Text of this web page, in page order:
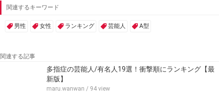
関連するキーワード
男性 女性 ランキング 芸能人 A型
関連する記事
多指症の芸能人/有名人19選！衝撃順にランキング【最
新版】
maru.wanwan / 94 view